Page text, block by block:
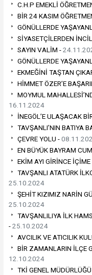
C.H.P EMEKLİ
BİR 24 KASIM
GÖNÜLLERDE
SİYASETÇİLERDEN
SAYIN VALİM -
GÖNÜLLERDE
EKMEĞİNİ TAŞTAN
HİMMET ÖZER’E
MOYMUL
16.11.2024
İNEGÖL’E ULAŞACAK
TAVŞANLI’NIN BATIYA
ÇEVRE YOLU -
EN BÜYÜK BAYRAM
EKİM AYI GİRİNCE
TAVŞANLI ATATÜRK
25.10.2024
ŞEHİT KIZIMIZ NARİN
25.10.2024
TAVŞANLILIYA İLK
-25.10.2024
AVCILIK VE ATICILIK
BİR ZAMANLARIN İLÇE
12.10.2024
TKİ GENEL